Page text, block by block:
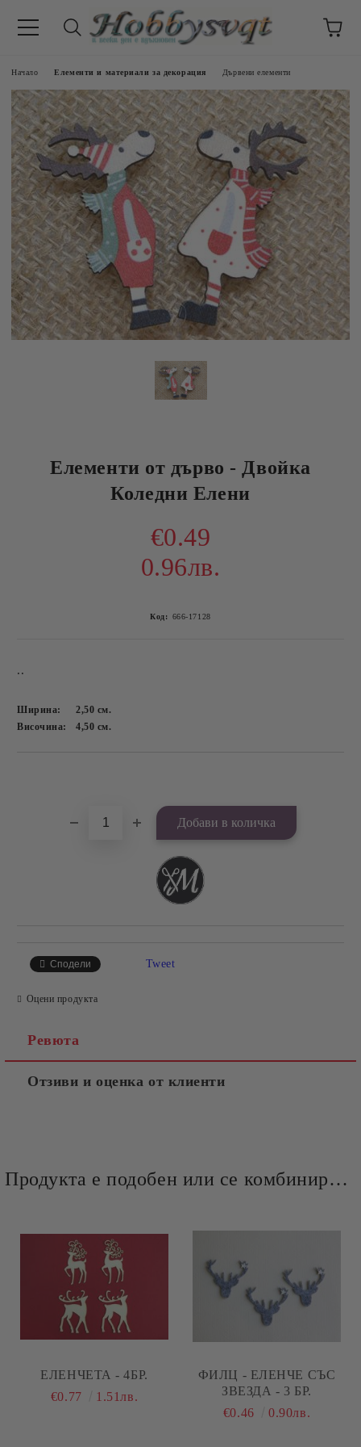
Начало Елементи и материали за декорация Дървени елементи
Елементи от дърво - Двойка
Коледни Елени
€0.49
0.96лв.
Код: 666-17128
..
Ширина: 2,50 см.
Височина:
4,50 см.
Сподели Tweet
Оцени продукта
Ревюта
Отзиви и оценка от клиенти
Продукта е подобен или се комбинира добре и със следните продукти :
ЕЛЕНЧЕТА - 4БР.
€0.77
1.51лв.
ФИЛЦ - ЕЛЕНЧЕ СЪС
ЗВЕЗДА - 3 БР.
€0.46
0.90лв.